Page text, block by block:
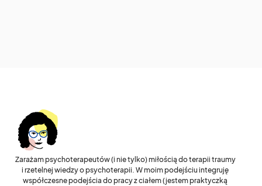
Zarażam psychoterapeutów (i nie tylko) miłością do terapii traumy
i rzetelnej wiedzy o psychoterapii. W moim podejściu integruję
współczesne podejścia do pracy z ciałem (jestem praktyczką